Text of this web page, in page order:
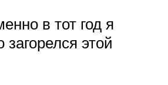
в тот год я
загорелся этой